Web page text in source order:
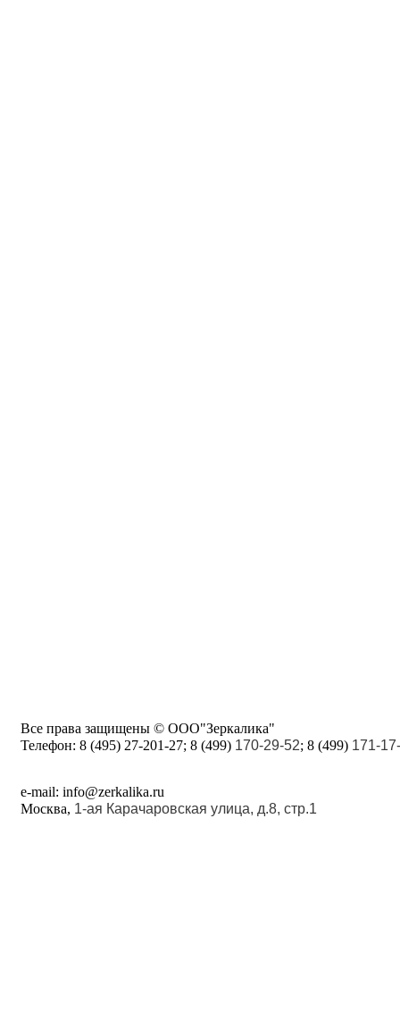
Все права защищены © ООО"Зеркалика"
Телефон: 8 (495) 27-201-27; 8 (499) 170-29-52; 8 (499) 171-
e-mail: info@zerkalika.ru
Москва, 1-ая Карачаровская улица, д.8, стр.1